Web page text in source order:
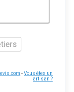
-Vous êtes un
artisan ?